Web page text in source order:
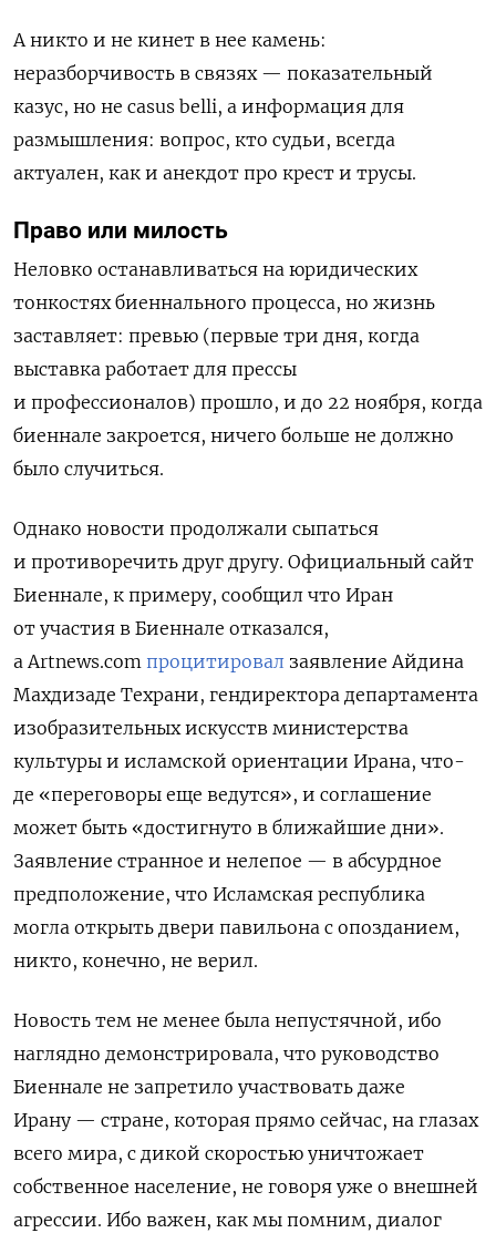
А никто и не кинет в нее камень:
неразборчивость в связях — показательный
казус, но не casus belli, а информация для
размышления: вопрос, кто судьи, всегда
актуален, как и анекдот про крест и трусы.
Право или милость
Неловко останавливаться на юридических
тонкостях биеннального процесса, но жизнь
заставляет: превью (первые три дня, когда
выставка работает для прессы
и профессионалов) прошло, и до 22 ноября, когда
биеннале закроется, ничего больше не должно
было случиться.
Однако новости продолжали сыпаться
и противоречить друг другу. Официальный сайт
Биеннале, к примеру, сообщил что Иран
от участия в Биеннале отказался,
аArtnews.com процитировал заявление Айдина
Махдизаде Техрани, гендиректора департамента
изобразительных искусств министерства
культуры и исламской ориентации Ирана, что-
де «переговоры еще ведутся», и соглашение
может быть «достигнуто в ближайшие дни».
Заявление странное и нелепое — в абсурдное
предположение, что Исламская республика
могла открыть двери павильона с опозданием,
никто, конечно, не верил.
Новость тем не менее была непустячной, ибо
наглядно демонстрировала, что руководство
Биеннале не запретило участвовать даже
Ирану — стране, которая прямо сейчас, на глазах
всего мира, с дикой скоростью уничтожает
собственное население, не говоря уже о внешней
агрессии. Ибо важен, как мы помним, диалог